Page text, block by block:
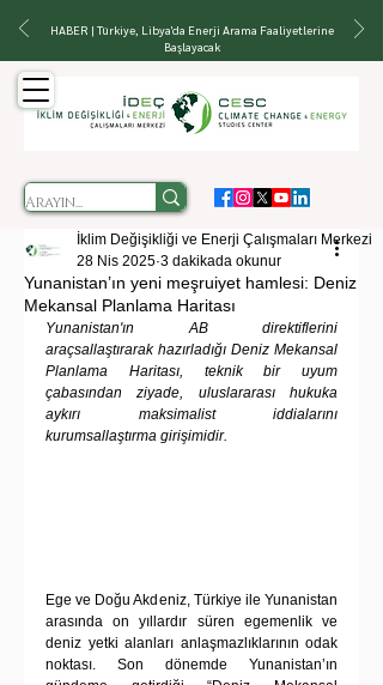
HABER | Türkiye, Libya'da Enerji Arama Faaliyetlerine
Başlayacak
Yunanistan’ın yeni meşruiyet hamlesi: Deniz
Mekansal Planlama Haritası
İklim Değişikliği ve Enerji Çalışmaları Merkezi
28 Nis 2025 3 dakikada okunur
Yunanistan'ın AB direktiflerini
araçsallaştırarak hazırladığı Deniz Mekansal
Planlama Haritası, teknik bir uyum
çabasından ziyade, uluslararası hukuka
aykırı maksimalist iddialarını
kurumsallaştırma girişimidir.
Ege ve Doğu Akdeniz, Türkiye ile Yunanistan
arasında on yıllardır süren egemenlik ve
deniz yetki alanları anlaşmazlıklarının odak
noktası. Son dönemde Yunanistan’ın